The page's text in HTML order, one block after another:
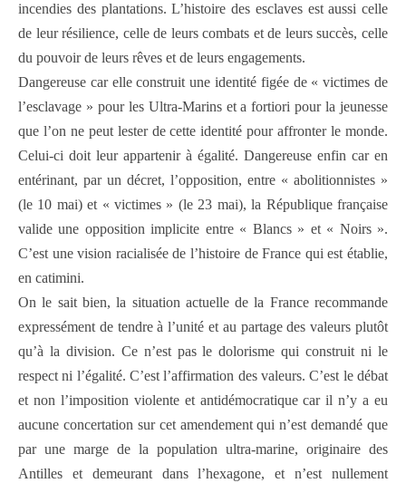
incendies des plantations. L’histoire des esclaves est aussi celle
de leur résilience, celle de leurs combats et de leurs succès, celle
du pouvoir de leurs rêves et de leurs engagements.
Dangereuse car elle construit une identité figée de « victimes de
l’esclavage » pour les Ultra-Marins et a fortiori pour la jeunesse
que l’on ne peut lester de cette identité pour affronter le monde.
Celui-ci doit leur appartenir à égalité. Dangereuse enfin car en
entérinant, par un décret, l’opposition, entre « abolitionnistes »
(le 10 mai) et « victimes » (le 23 mai), la République française
valide une opposition implicite entre « Blancs » et « Noirs ».
C’est une vision racialisée de l’histoire de France qui est établie,
en catimini.
On le sait bien, la situation actuelle de la France recommande
expressément de tendre à l’unité et au partage des valeurs plutôt
qu’à la division. Ce n’est pas le dolorisme qui construit ni le
respect ni l’égalité. C’est l’affirmation des valeurs. C’est le débat
et non l’imposition violente et antidémocratique car il n’y a eu
aucune concertation sur cet amendement qui n’est demandé que
par une marge de la population ultra-marine, originaire des
Antilles et demeurant dans l’hexagone, et n’est nullement